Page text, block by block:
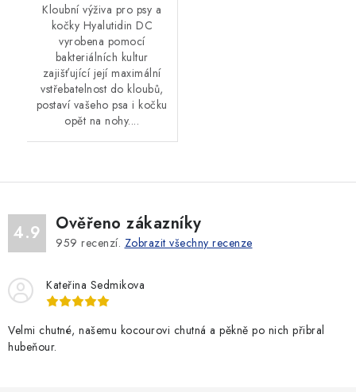
Kloubní výživa pro psy a
kočky Hyalutidin DC
vyrobena pomocí
bakteriálních kultur
zajišťující její maximální
vstřebatelnost do kloubů,
postaví vašeho psa i kočku
opět na nohy....
4.9 Ověřeno zákazníky
959 recenzí. Zobrazit všechny recenze
Kateřina Sedmikova
Velmi chutné, našemu kocourovi chutná a pěkně po nich přibral
hubeňour.